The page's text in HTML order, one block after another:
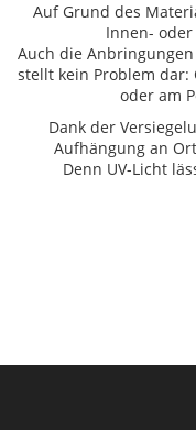
Auf Grund des
Innen-
Auch die
stellt kein Problem dar:
oder am
Dank der
Aufhängung an
Denn UV-Licht